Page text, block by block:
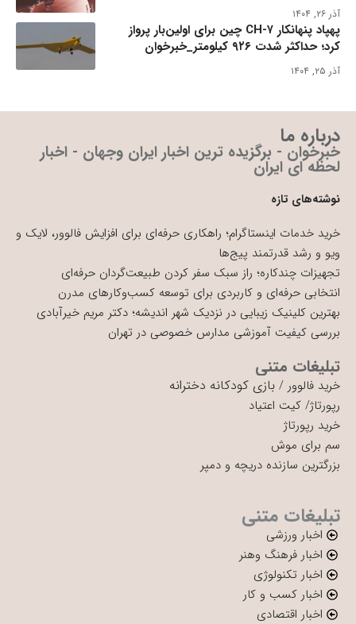
آذر ۲۶, ۱۴۰۴
پهپاد پنهانکار CH-۷ چین برای اولین‌بار پرواز
کرد؛ حداکثر شدت ۹۲۶ کیلومتر_خبرخوان
آذر ۲۵, ۱۴۰۴
درباره ما
خبرخوان - برگزیده ترین اخبار ایران وجهان - اخبار
لحظه ای ایران
نوشته‌های تازه
خرید خدمات اینستاگرام؛ راهکاری حرفه‌ای برای افزایش فالوور، لایک و
ویو و رشد قدرتمند پیج‌ها
تجهیزات چندکاره؛ راز سبک سفر کردن طبیعت‌گردان حرفه‌ای
انتخابی حرفه‌ای و کاربردی برای توسعه کسب‌وکارهای مدرن
بهترین کلینیک زیبایی در نزدیک شهر اندیشه؛ دکتر مریم خیرآبادی
بررسی کیفیت آموزشی مدارس خصوصی در تهران
تبلیغات متنی
خرید فالوور / بازی کودکانه دخترانه
رپورتاژ/ کیت اعتیاد
خرید رپورتاژ
سم برای موش
بزرگترین سازنده دریچه و دمپر
تبلیغات متنی
اخبار ورزشی
اخبار فرهنگ وهنر
اخبار تکنولوژی
اخبار کسب و کار
اخبار اقتصادی